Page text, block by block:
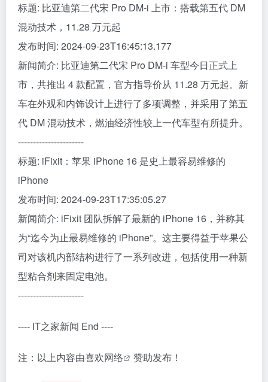
标题: 比亚迪第二代宋 Pro DM-i 上市：搭载第五代 DM
混动技术，11.28 万元起
发布时间: 2024-09-23T16:45:13.177
新闻简介: 比亚迪第二代宋 Pro DM-i 车型今日正式上
市，共推出 4 款配置，官方指导价从 11.28 万元起。新
车在外观和内饰设计上进行了多项调整，并采用了第五
代 DM 混动技术，燃油经济性较上一代车型有所提升。
----------------------
标题: iFixit：苹果 iPhone 16 是史上最容易维修的
iPhone
发布时间: 2024-09-23T17:35:05.27
新闻简介: iFixit 团队拆解了最新的 iPhone 16，并称其
为“迄今为止最易维修的 iPhone”。这主要得益于苹果公
司对该机内部结构进行了一系列改进，包括使用一种新
型粘合剂来固定电池。
----------------------
---- IT之家新闻 End ----
注：以上内容由喜欢网络 赞助发布！